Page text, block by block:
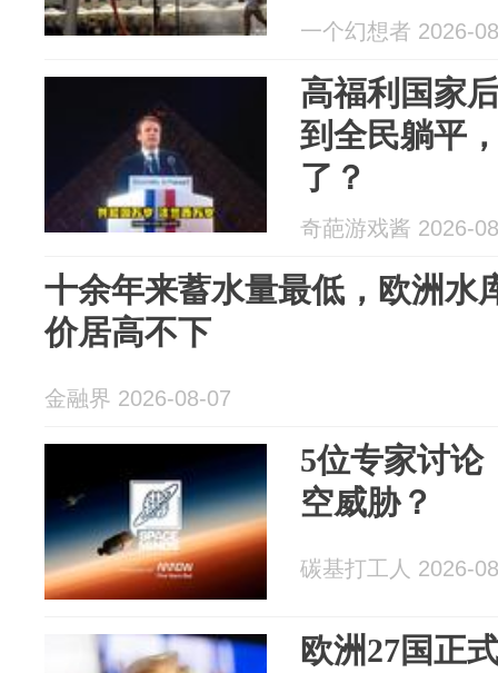
一个幻想者 2026-
高福利国家
到全民躺平
了？
奇葩游戏酱 2026-
十余年来蓄水量最低，欧洲水
价居高不下
金融界 2026-08-07
5位专家讨论
空威胁？
碳基打工人 2026-
欧洲27国正